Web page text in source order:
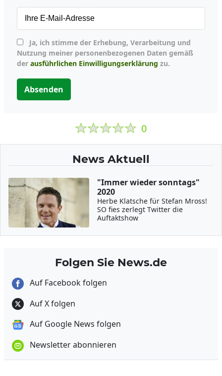
Nutzung meiner personenbezogenen Daten gemäß
der ausführlichen Einwilligungserklärung zu.
Absenden
0
News Aktuell
"Immer wieder sonntags"
2020
Herbe Klatsche für Stefan Mross!
SO fies zerlegt Twitter die
Auftaktshow
Folgen Sie News.de
Auf Facebook folgen
Auf X folgen
Auf Google News folgen
Newsletter abonnieren